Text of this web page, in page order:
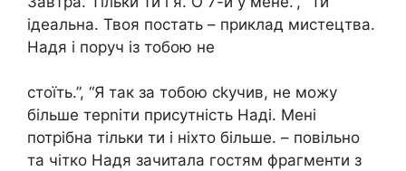
ідеальна. Твоя постать – приклад мистецтва.
Надя і поруч із тобою не
стоїть.”, “Я так за тобою сkучив, не можу
більше терnіти присутність Наді. Мені
потрібна тільки ти і ніхто більше. – повільно
та чітко Надя зачитала гостям фрагменти з